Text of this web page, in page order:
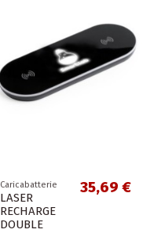
Caricabatterie
LASER
RECHARGE
DOUBLE
35,69 €